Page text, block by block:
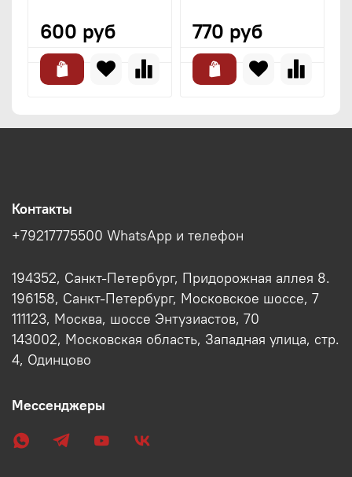
600 руб 770 руб
Контакты
+79217775500 WhatsApp и телефон
194352, Санкт-Петербург, Придорожная аллея 8.
196158, Санкт-Петербург, Московское шоссе, 7
111123, Москва, шоссе Энтузиастов, 70
143002, Московская область, Западная улица, стр.
4, Одинцово
Мессенджеры